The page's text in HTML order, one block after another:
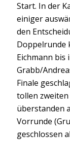
Start. In der
einiger
den
Doppelrunde
Eichmann bis
Grabb/
Finale
tollen zweiten
überstanden
Vorrunde
geschlossen